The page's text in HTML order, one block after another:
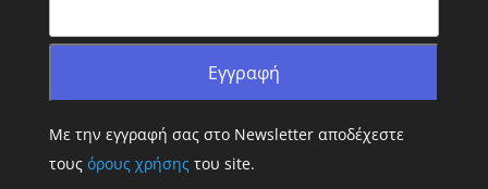
Με την εγγραφή σας στο Newsletter αποδέχεστε
τους όρους χρήσηςτου site.